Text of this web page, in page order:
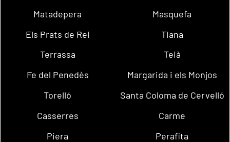
Matadepera
Masquefa
Els Prats de Rei
Tiana
Terrassa
Teià
Fe del Penedès
Margarida i els Monjos
Torelló
Santa Coloma de Cervelló
Casserres
Carme
Piera
Perafita